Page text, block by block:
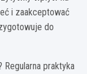
i zaakceptować
do
praktyka